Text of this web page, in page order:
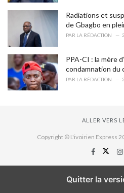
Radiations et
de Gbagbo en
PAR LA RÉDACTION
PPA-CI : la mère
condamnation du
PAR LA RÉDACTION
ALLER VERS
Copyright © L'ivoirien Express
Quitter la